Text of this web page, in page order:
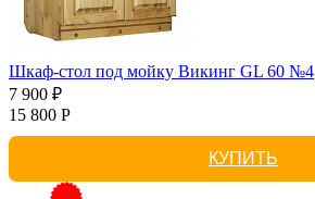
Шкаф-стол под мойку Викинг GL 60 №4
7 900 ₽
15 800 Р
КУПИТЬ